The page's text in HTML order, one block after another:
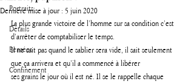
Portraits
Détails
Pensées
Confinement
Dernière mise à jour : 5 juin 2020
La plus grande victoire de l’homme sur sa condition c’est
d’arrêter de comptabiliser le temps.
Il ne sait pas quand le sablier sera vide, il sait seulement
que ça arrivera et qu’il a commencé à libérer
ses grains le jour où il est né. Il se le rappelle chaque